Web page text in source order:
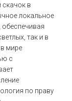
скачок в
локальное
обеспечивая
так и в
мире
с
по праву